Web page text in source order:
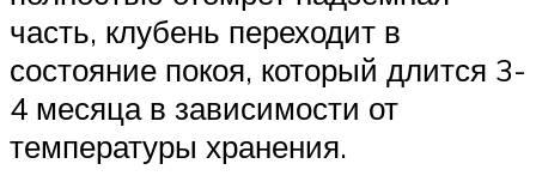
часть, клубень переходит в
состояние покоя, который длится 3-
4 месяца в зависимости от
температуры хранения.